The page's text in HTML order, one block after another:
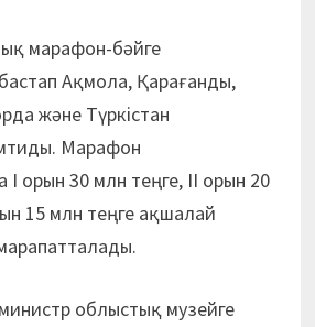
марафон-бәйге
Ақмола, Қарағанды,
және Түркістан
Марафон
орын 30 млн теңге, ІІ орын 20
15 млн теңге ақшалай
облыстық музейге